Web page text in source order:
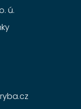
ú.